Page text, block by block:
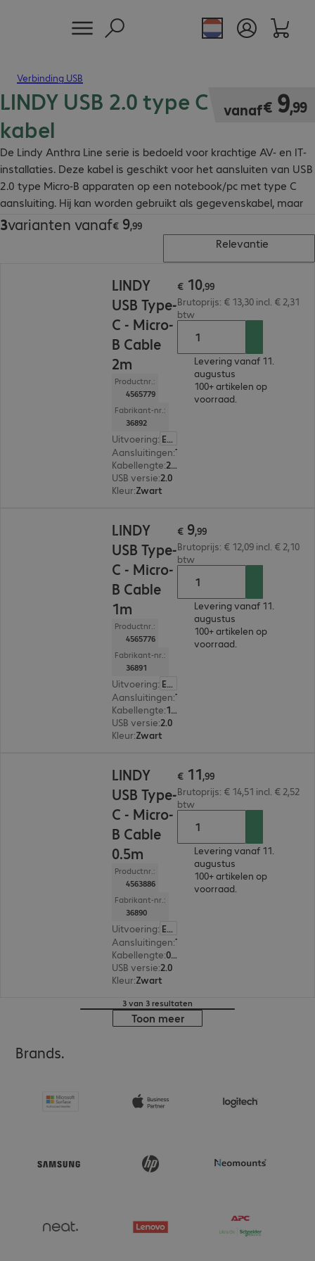
Verbinding USB
LINDY USB 2.0 type C - Micro-B
kabel
De Lindy Anthra Line serie is bedoeld voor krachtige AV- en IT-
installaties. Deze kabel is geschikt voor het aansluiten van USB
2.0 type Micro-B apparaten op een notebook/pc met type C
aansluiting. Hij kan worden gebruikt als gegevenskabel, maar
evengoed als laadkabel.
vanaf€ 9,99
€ 9,99
3varianten vanaf€ 9,99
€ 9,99
Relevantie
LINDY
USB Type-
C - Micro-
B Cable
2m
Productnr.:
4565779
Fabrikant-nr.:
36892
Uitvoering: Europa
Aansluitingen:
Kabellengte: 2 m
USB versie:2.0
Kleur:Zwart
€ 10,99
Brutoprijs: € 13,30 incl. € 2,31
btw
Levering vanaf 11.
augustus
100+ artikelen op
voorraad.
LINDY
USB Type-
C - Micro-
B Cable
1m
Productnr.:
4565776
Fabrikant-nr.:
36891
Uitvoering: Europa
Aansluitingen:
Kabellengte: 1 m
USB versie:2.0
Kleur:Zwart
€ 9,99
Brutoprijs: € 12,09 incl. € 2,10
btw
Levering vanaf 11.
augustus
100+ artikelen op
voorraad.
LINDY
USB Type-
C - Micro-
B Cable
0.5m
Productnr.:
4563886
Fabrikant-nr.:
36890
Uitvoering: Europa
Aansluitingen:
Kabellengte: 0,5 m
USB versie:2.0
Kleur:Zwart
€ 11,99
Brutoprijs: € 14,51 incl. € 2,52
btw
Levering vanaf 11.
augustus
100+ artikelen op
voorraad.
3 van 3 resultaten
Toon meer
Brands.